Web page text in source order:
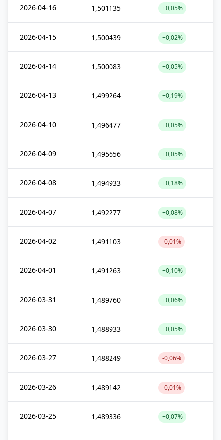
2026-04-16 1,501135 +0,05%
2026-04-15 1,500439 +0,02%
2026-04-14 1,500083 +0,05%
2026-04-13 1,499264 +0,19%
2026-04-10 1,496477 +0,05%
2026-04-09 1,495656 +0,05%
2026-04-08 1,494933 +0,18%
2026-04-07 1,492277 +0,08%
2026-04-02 1,491103 -0,01%
2026-04-01 1,491263 +0,10%
2026-03-31 1,489760 +0,06%
2026-03-30 1,488933 +0,05%
2026-03-27 1,488249 -0,06%
2026-03-26 1,489142 -0,01%
2026-03-25 1,489336 +0,07%